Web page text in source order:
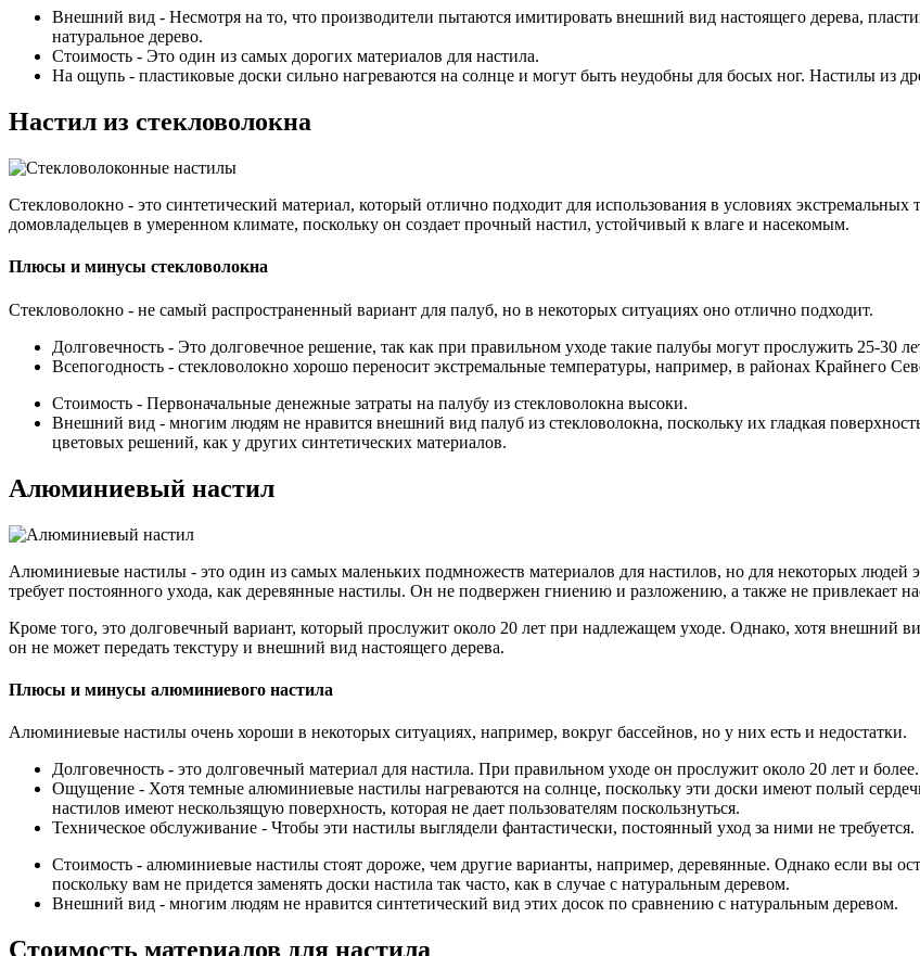
Внешний вид - Несмотря на то, что производители пытаются имитировать внешний вид настоящего дерева,
натуральное дерево.
Стоимость - Это один из самых дорогих материалов для настила.
На ощупь - пластиковые доски сильно нагреваются на солнце и могут быть неудобны для босых ног. Настилы из
Настил из стекловолокна
Стекловолокно - это синтетический материал, который отлично подходит для использования в условиях
домовладельцев в умеренном климате, поскольку он создает прочный настил, устойчивый к влаге и насекомым.
Плюсы и минусы стекловолокна
Стекловолокно - не самый распространенный вариант для палуб, но в некоторых ситуациях оно отлично подходит.
Долговечность - Это долговечное решение, так как при правильном уходе такие палубы могут прослужить 25-30
Всепогодность - стекловолокно хорошо переносит экстремальные температуры, например, в районах Крайнего
Стоимость - Первоначальные денежные затраты на палубу из стекловолокна высоки.
Внешний вид - многим людям не нравится внешний вид палуб из стекловолокна, поскольку их гладкая
цветовых решений, как у других синтетических материалов.
Алюминиевый настил
Алюминиевые настилы - это один из самых маленьких подмножеств материалов для настилов, но для некоторых людей
требует постоянного ухода, как деревянные настилы. Он не подвержен гниению и разложению, а также не привлекает
Кроме того, это долговечный вариант, который прослужит около 20 лет при надлежащем уходе. Однако, хотя внешний
он не может передать текстуру и внешний вид настоящего дерева.
Плюсы и минусы алюминиевого настила
Алюминиевые настилы очень хороши в некоторых ситуациях, например, вокруг бассейнов, но у них есть и недостатки.
Долговечность - это долговечный материал для настила. При правильном уходе он прослужит около 20 лет и более.
Ощущение - Хотя темные алюминиевые настилы нагреваются на солнце, поскольку эти доски имеют полый
настилов имеют нескользящую поверхность, которая не дает пользователям поскользнуться.
Техническое обслуживание - Чтобы эти настилы выглядели фантастически, постоянный уход за ними не требуется.
Стоимость - алюминиевые настилы стоят дороже, чем другие варианты, например, деревянные. Однако если вы
поскольку вам не придется заменять доски настила так часто, как в случае с натуральным деревом.
Внешний вид - многим людям не нравится синтетический вид этих досок по сравнению с натуральным деревом.
Стоимость материалов для настила